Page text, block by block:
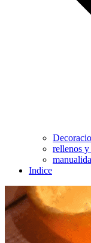
rellenos y
Indice